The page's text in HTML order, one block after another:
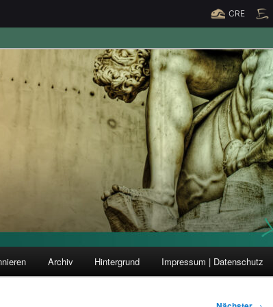
CRE
und Forschung
Archiv Hintergrund Impressum | Datenschutz